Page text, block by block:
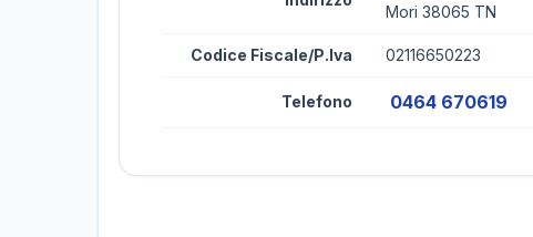
Mori 38065 TN
Codice Fiscale/P.Iva 02116650223
Telefono 0464 670619